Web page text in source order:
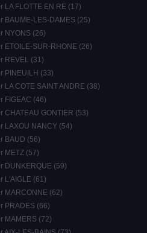
LA FLOTTE EN RE (17)
BAUME-LES-DAMES (25)
NYONS (26)
ETOILE-SUR-RHONE (26)
REVEL (31)
PINEUILH (33)
COTE SAINT ANDRE (38)
FIGEAC (46)
CHATEAU GONTIER (53)
LAXOU NANCY (54)
BAUD (56)
METZ (57)
DUNKERQUE (59)
L'AIGLE (61)
MARCONNE (62)
PRADES (66)
MAMERS (72)